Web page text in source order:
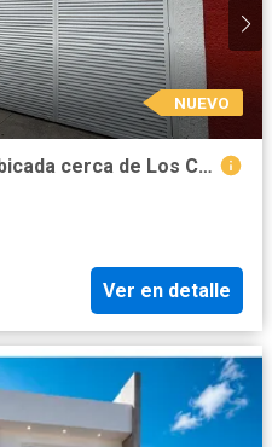
NUEVO
Casa en venta, muy bien ubicada cerca de Los Cubos
Ver en detalle